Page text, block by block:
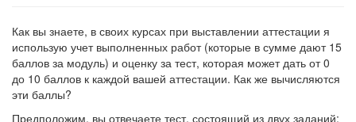
Как вы знаете, в своих курсах при выставлении аттестации я
использую учет выполненных работ (которые в сумме дают 15
баллов за модуль) и оценку за тест, которая может дать от 0
до 10 баллов к каждой вашей аттестации. Как же вычисляются
эти баллы?
Предположим, вы отвечаете тест, состоящий из двух заданий: